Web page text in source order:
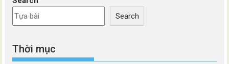
Search
Thời mục